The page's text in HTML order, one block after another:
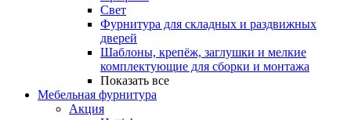
Свет
Фурнитура для складных и раздвижных
дверей
Шаблоны, крепёж, заглушки и мелкие
комплектующие для сборки и монтажа
Показать все
Мебельная фурнитура
Акция